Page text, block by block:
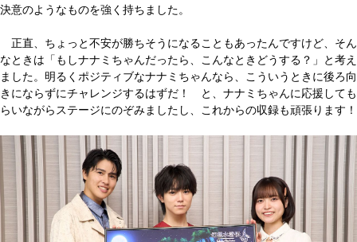
決意のようなものを強く持ちました。
正直、ちょっと不安が勝ちそうになることもあったんですけど、そん
なときは「もしナナミちゃんだったら、こんなときどうする？」と考え
ました。明るくポジティブなナナミちゃんなら、こういうときに後ろ向
きにならずにチャレンジするはずだ！ と、ナナミちゃんに応援しても
らいながらステージにのぞみましたし、これからの収録も頑張ります！